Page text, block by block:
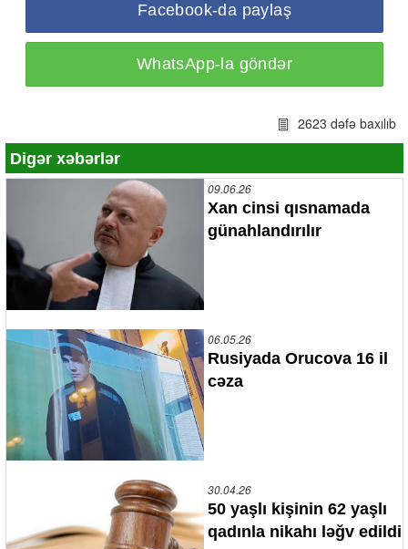
Facebook-da paylaş
WhatsApp-la göndər
2623 dəfə baxılıb
Digər xəbərlər
09.06.26
Xan cinsi qısnamada
günahlandırılır
06.05.26
Rusiyada Orucova 16 il
cəza
30.04.26
50 yaşlı kişinin 62 yaşlı
qadınla nikahı ləğv edildi